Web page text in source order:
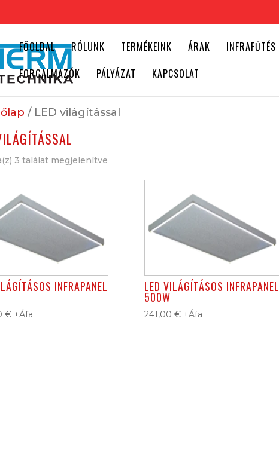
FŐOLDAL RÓLUNK TERMÉKEINK ÁRAK INFRAFŰTÉS
FORGALMAZÓK
PÁLYÁZAT KAPCSOLAT
/ LED világítással
3 találat megjelenítve
INFRAPANEL
€ +Áfa
LED VILÁGÍTÁSOS INFRAPANEL
500W
241,00 € +Áfa